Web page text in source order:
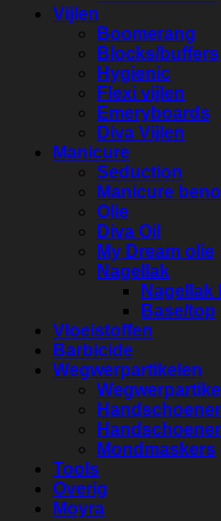
Vijlen
Boomerang
Blocks/buffers
Hygienic
Flexi vijlen
Emeryboards
Diva Vijlen
Manicure
Seduction
Manicure
Olie
Diva Oil
My Dream olie
Nagellak
Nagellak
Base/top
Vloeistoffen
Barbicide
Wegwerpartikelen
Mondmaskers
Tools
Overig
Moyra